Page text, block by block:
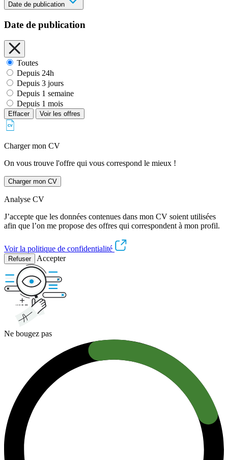
Date de publication
Date de publication
Toutes
Depuis 24h
Depuis 3 jours
Depuis 1 semaine
Depuis 1 mois
Effacer Voir les offres
Charger mon CV
On vous trouve l'offre qui vous correspond le mieux !
Charger mon CV
Analyse CV
J’accepte que les données contenues dans mon CV soient utilisées
afin que l’on me propose des offres qui correspondent à mon profil.
Voir la politique de confidentialité
Refuser Accepter
Ne bougez pas